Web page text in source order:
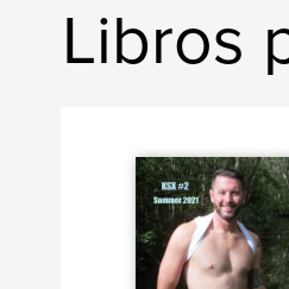
Libros